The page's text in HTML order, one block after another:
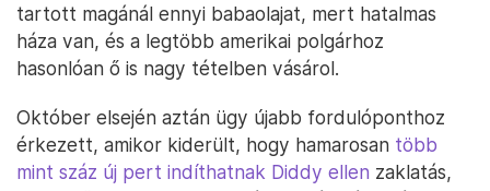
tartott magánál ennyi babaolajat, mert hatalmas
háza van, és a legtöbb amerikai polgárhoz
hasonlóan ő is nagy tételben vásárol.
Október elsején aztán ügy újabb fordulóponthoz
érkezett, amikor kiderült, hogy hamarosan több
mint száz új pert indíthatnak Diddy ellen zaklatás,